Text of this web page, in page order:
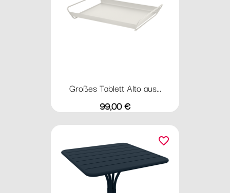
Großes Tablett Alto aus...
Preis
99,00 €
favorite_border